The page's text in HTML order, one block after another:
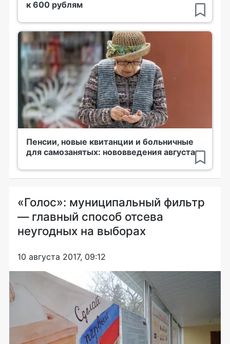
к 600 рублям
Пенсии, новые квитанции и больничные
для самозанятых: нововведения августа
«Голос»: муниципальный фильтр
— главный способ отсева
неугодных на выборах
10 августа 2017, 09:12